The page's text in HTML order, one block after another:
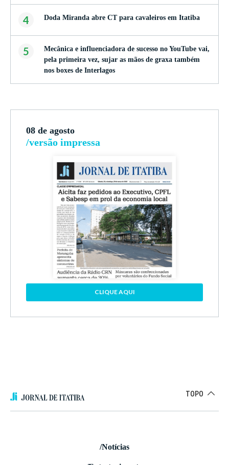
4 Doda Miranda abre CT para cavaleiros em Itatiba
5
Mecânica e influenciadora de sucesso no YouTube vai,
pela primeira vez, sujar as mãos de graxa também
nos boxes de Interlagos
08 de agosto
/versão impressa
CLIQUE AQUI
TOPO
/Notícias